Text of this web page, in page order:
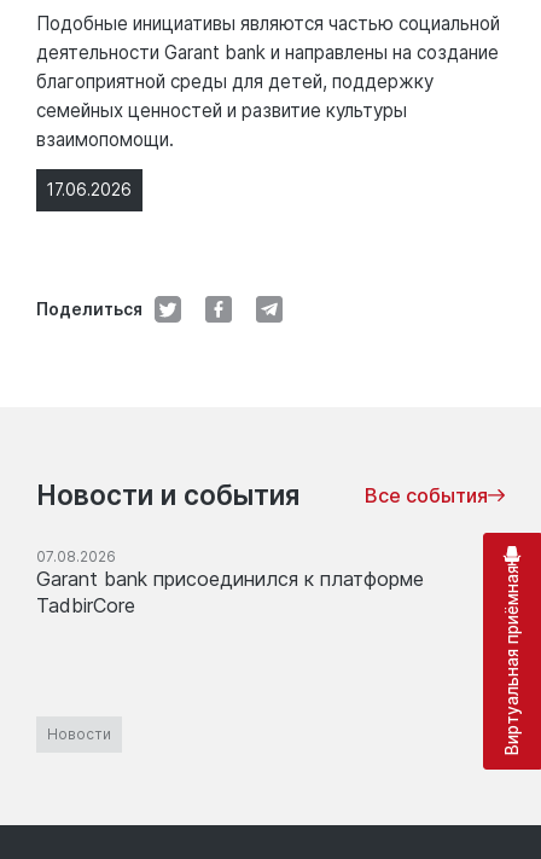
17.06.2026
Поделиться
Подобные инициативы являются частью социальной
деятельности Garant bank и направлены на создание
благоприятной среды для детей, поддержку
семейных ценностей и развитие культуры
взаимопомощи.
Новости и события Все события
07.08.2026
Garant bank присоединился к платформе
TadbirCore
Новости Виртуальная приёмная